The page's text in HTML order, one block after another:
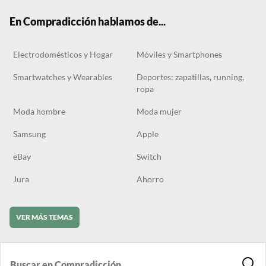
En Compradicción hablamos de...
Electrodomésticos y Hogar Móviles y Smartphones
Smartwatches y Wearables
Deportes: zapatillas, running,
ropa
Moda hombre Moda mujer
Samsung Apple
eBay Switch
Jura Ahorro
VER MÁS TEMAS